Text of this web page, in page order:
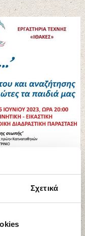
Σχετικά